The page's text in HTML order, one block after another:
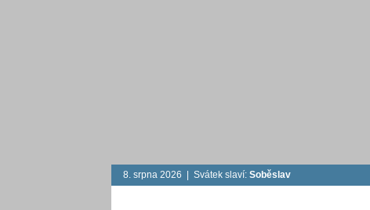
8. srpna 2026 | Svátek slaví: Soběslav